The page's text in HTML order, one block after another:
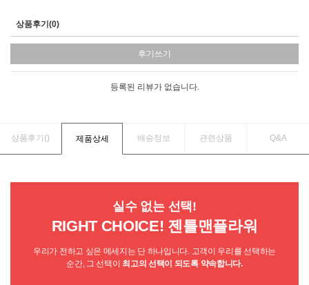
상품후기(0)
후기쓰기
등록된 리뷰가 없습니다.
상품후기() 제품상세 배송정보 관련상품 Q&A
실수 없는 선택!
RIGHT CHOICE! 젠틀맨플라워
우리가 전하고 싶은 메세지는 단 하나입니다. 고객이 우리를 선택하는
순간, 그 선택이 최고의 선택이 되도록 약속합니다.